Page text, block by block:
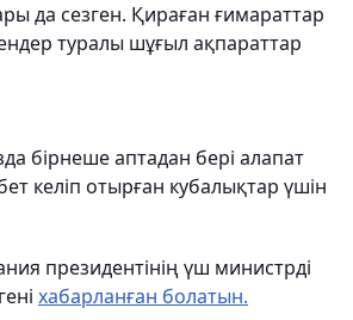
да сезген. Қираған ғимараттар
туралы шұғыл ақпараттар
бірнеше аптадан бері алапат
келіп отырған кубалықтар үшін
президентінің үш министрді
хабарланған болатын.